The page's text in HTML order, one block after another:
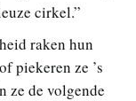
cirkel.”
raken hun
piekeren ze ’s
ze de volgende